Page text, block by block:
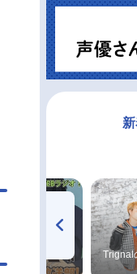
Trignal